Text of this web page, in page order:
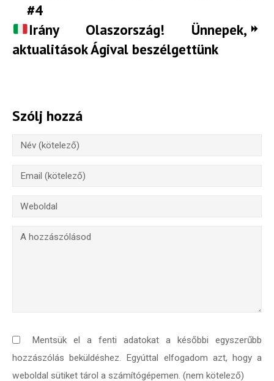
#4
Irány Olaszország! Ünnepek,
aktualitások Ágival beszélgettünk
Szólj hozzá
Mentsük el a fenti adatokat a későbbi egyszerűbb
hozzászólás beküldéshez. Egyúttal elfogadom azt, hogy a
weboldal sütiket tárol a számítógépemen. (nem kötelező)